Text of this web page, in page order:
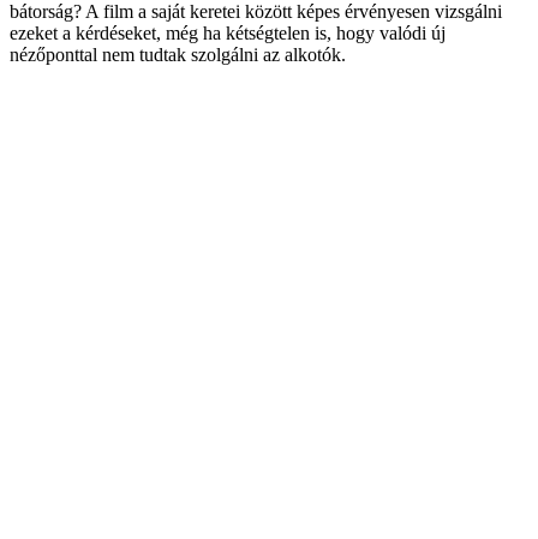
bátorság? A film a saját keretei között képes érvényesen vizsgálni
ezeket a kérdéseket, még ha kétségtelen is, hogy valódi új
nézőponttal nem tudtak szolgálni az alkotók.